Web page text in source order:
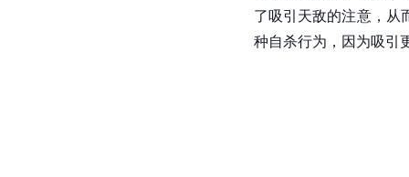
了吸引天敌的注意，从
种自杀行为，因为吸引